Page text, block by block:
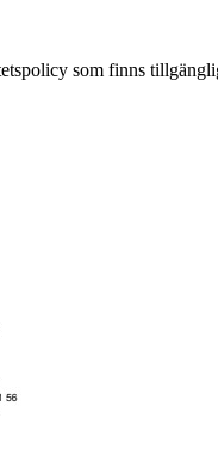
som finns